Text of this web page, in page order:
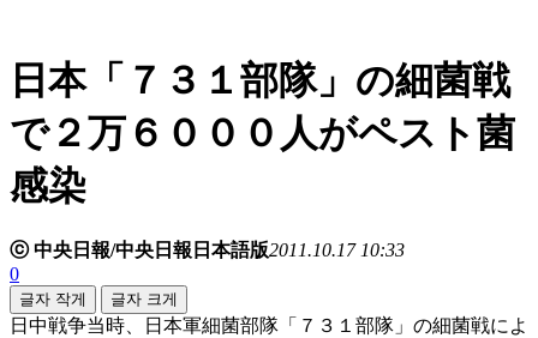
日本「７３１部隊」の細菌戦
で２万６０００人がペスト菌
感染
ⓒ 中央日報/中央日報日本語版2011.10.17 10:33
0
글자 작게 글자 크게
日中戦争当時、日本軍細菌部隊「７３１部隊」の細菌戦によ